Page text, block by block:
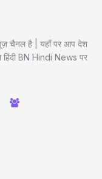
चैनल है | यहाँ पर आप देश
BN Hindi News पर